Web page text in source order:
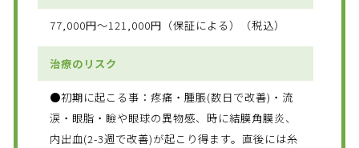
77,000円～121,000円（保証による）（税込）
治療のリスク
●初期に起こる事：疼痛・腫脹(数日で改善)・流
涙・眼脂・瞼や眼球の異物感、時に結膜角膜炎、
内出血(2-3週で改善)が起こり得ます。直後には糸